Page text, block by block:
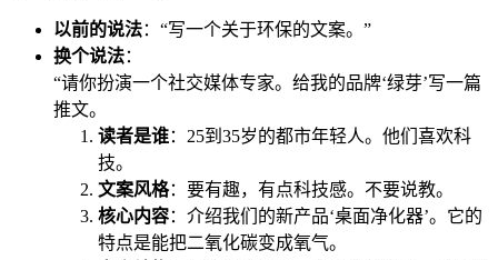
以前的说法：“写一个关于环保的文案。”
换个说法：
“请你扮演一个社交媒体专家。给我的品牌‘绿芽’写一篇
推文。
读者是谁：25到35岁的都市年轻人。他们喜欢科
技。
文案风格：要有趣，有点科技感。不要说教。
核心内容：介绍我们的新产品‘桌面净化器’。它的
特点是能把二氧化碳变成氧气。